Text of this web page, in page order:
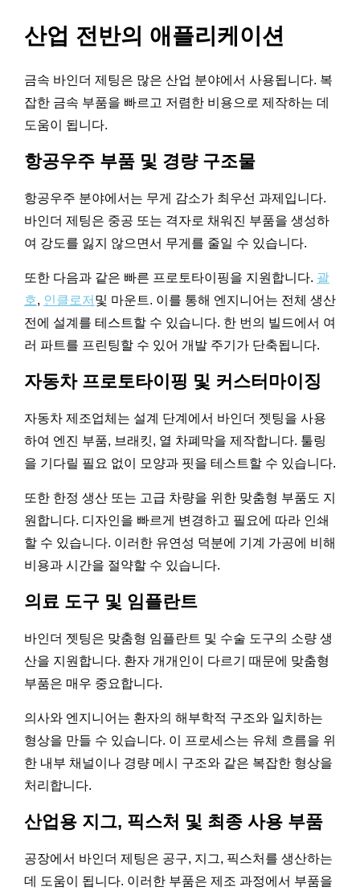
산업 전반의 애플리케이션
금속 바인더 제팅은 많은 산업 분야에서 사용됩니다. 복
잡한 금속 부품을 빠르고 저렴한 비용으로 제작하는 데
도움이 됩니다.
항공우주 부품 및 경량 구조물
항공우주 분야에서는 무게 감소가 최우선 과제입니다.
바인더 제팅은 중공 또는 격자로 채워진 부품을 생성하
여 강도를 잃지 않으면서 무게를 줄일 수 있습니다.
또한 다음과 같은 빠른 프로토타이핑을 지원합니다. 괄
호, 인클로저 및 마운트. 이를 통해 엔지니어는 전체 생산
전에 설계를 테스트할 수 있습니다. 한 번의 빌드에서 여
러 파트를 프린팅할 수 있어 개발 주기가 단축됩니다.
자동차 프로토타이핑 및 커스터마이징
자동차 제조업체는 설계 단계에서 바인더 젯팅을 사용
하여 엔진 부품, 브래킷, 열 차폐막을 제작합니다. 툴링
을 기다릴 필요 없이 모양과 핏을 테스트할 수 있습니다.
또한 한정 생산 또는 고급 차량을 위한 맞춤형 부품도 지
원합니다. 디자인을 빠르게 변경하고 필요에 따라 인쇄
할 수 있습니다. 이러한 유연성 덕분에 기계 가공에 비해
비용과 시간을 절약할 수 있습니다.
의료 도구 및 임플란트
바인더 젯팅은 맞춤형 임플란트 및 수술 도구의 소량 생
산을 지원합니다. 환자 개개인이 다르기 때문에 맞춤형
부품은 매우 중요합니다.
의사와 엔지니어는 환자의 해부학적 구조와 일치하는
형상을 만들 수 있습니다. 이 프로세스는 유체 흐름을 위
한 내부 채널이나 경량 메시 구조와 같은 복잡한 형상을
처리합니다.
산업용 지그, 픽스처 및 최종 사용 부품
공장에서 바인더 제팅은 공구, 지그, 픽스처를 생산하는
데 도움이 됩니다. 이러한 부품은 제조 과정에서 부품을